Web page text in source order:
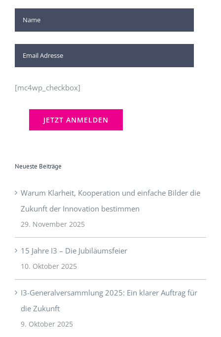
[mc4wp_checkbox]
Neueste Beiträge
Warum Klarheit, Kooperation und einfache Bilder die
Zukunft der Innovation bestimmen
29. November 2025
15 Jahre I3 – Die Jubiläumsfeier
10. Oktober 2025
I3-Generalversammlung 2025: Ein klarer Auftrag für
die Zukunft
9. Oktober 2025